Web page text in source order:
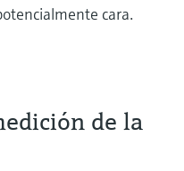
cara.
de la